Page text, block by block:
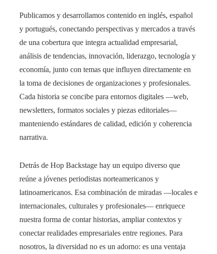
Publicamos y desarrollamos contenido en inglés, español
y portugués, conectando perspectivas y mercados a través
de una cobertura que integra actualidad empresarial,
análisis de tendencias, innovación, liderazgo, tecnología y
economía, junto con temas que influyen directamente en
la toma de decisiones de organizaciones y profesionales.
Cada historia se concibe para entornos digitales —web,
newsletters, formatos sociales y piezas editoriales—
manteniendo estándares de calidad, edición y coherencia
narrativa.
Detrás de Hop Backstage hay un equipo diverso que
reúne a jóvenes periodistas norteamericanos y
latinoamericanos. Esa combinación de miradas —locales e
internacionales, culturales y profesionales— enriquece
nuestra forma de contar historias, ampliar contextos y
conectar realidades empresariales entre regiones. Para
nosotros, la diversidad no es un adorno: es una ventaja